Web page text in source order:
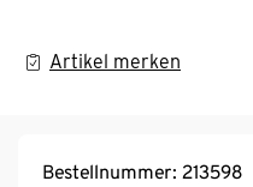
Artikel merken
Bestellnummer: 213598